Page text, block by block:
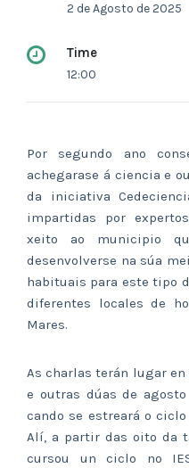
2 de Agosto de 2025
Time
12:00
Por segundo ano
achegarase á ciencia e
da iniciativa
impartidas por
xeito ao municipio
desenvolverse na súa
habituais para este tipo
diferentes locales de
Mares.
As charlas terán lugar
e outras dúas de
cando se estreará o
Alí, a partir das oito da
cursou un ciclo no